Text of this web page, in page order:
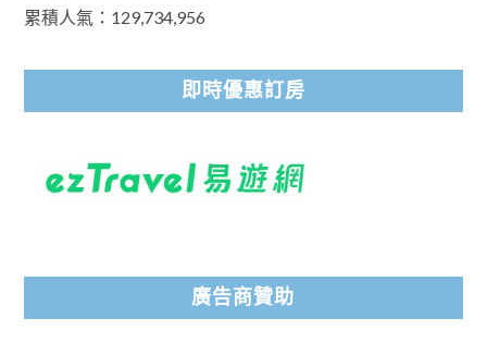
累積人氣：129,734,956
即時優惠訂房
廣告商贊助